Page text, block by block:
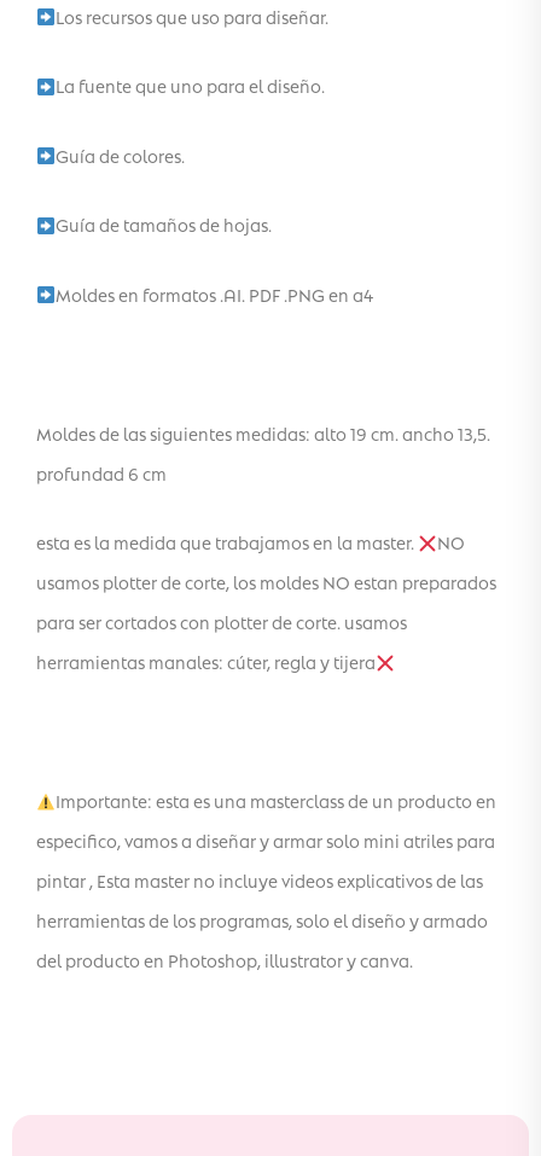
Los recursos que uso para diseñar.
La fuente que uno para el diseño.
Guía de colores.
Guía de tamaños de hojas.
Moldes en formatos .AI. PDF .PNG en a4
Moldes de las siguientes medidas: alto 19 cm. ancho 13,5.
profundad 6 cm
esta es la medida que trabajamos en la master.
NO
usamos plotter de corte, los moldes NO estan preparados
para ser cortados con plotter de corte. usamos
herramientas manales: cúter, regla y tijera
Importante: esta es una masterclass de un producto en
especifico, vamos a diseñar y armar solo mini atriles para
pintar , Esta master no incluye videos explicativos de las
herramientas de los programas, solo el diseño y armado
del producto en Photoshop, illustrator y canva.